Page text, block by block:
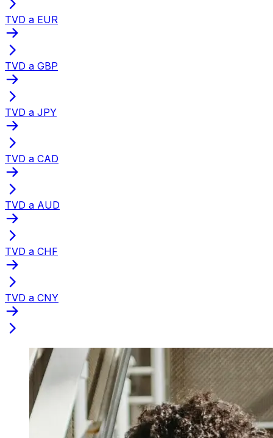
TVD a EUR
TVD a GBP
TVD a JPY
TVD a CAD
TVD a AUD
TVD a CHF
TVD a CNY